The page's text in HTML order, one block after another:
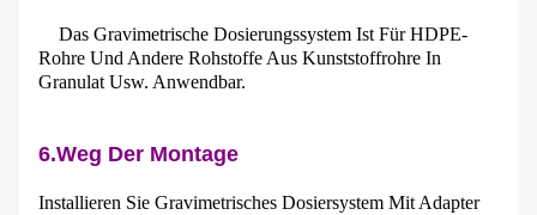
Das Gravimetrische Dosierungssystem Ist Für HDPE-
Rohre Und Andere Rohstoffe Aus Kunststoffrohre In
Granulat Usw. Anwendbar.
6.Weg Der Montage
Installieren Sie Gravimetrisches Dosiersystem Mit Adapter